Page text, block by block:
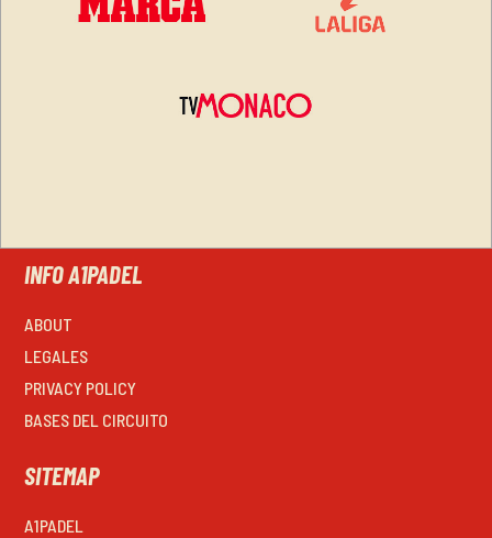
INFO A1PADEL
ABOUT
LEGALES
PRIVACY POLICY
BASES DEL CIRCUITO
SITEMAP
A1PADEL